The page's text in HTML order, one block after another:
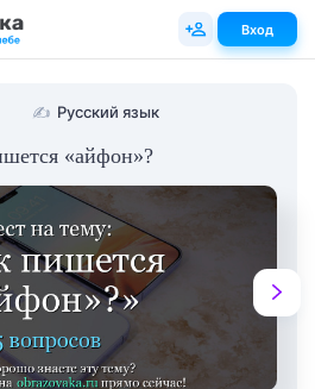
✍ Русский язык
«айфон»?
Вход